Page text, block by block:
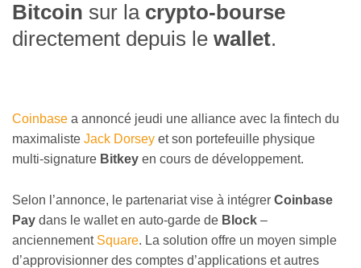
Bitcoin sur la crypto-bourse
directement depuis le wallet.
Coinbase a annoncé jeudi une alliance avec la fintech du
maximaliste Jack Dorsey et son portefeuille physique
multi-signature Bitkey en cours de développement.
Selon l’annonce, le partenariat vise à intégrer Coinbase
Pay dans le wallet en auto-garde de Block –
anciennement Square. La solution offre un moyen simple
d’approvisionner des comptes d’applications et autres